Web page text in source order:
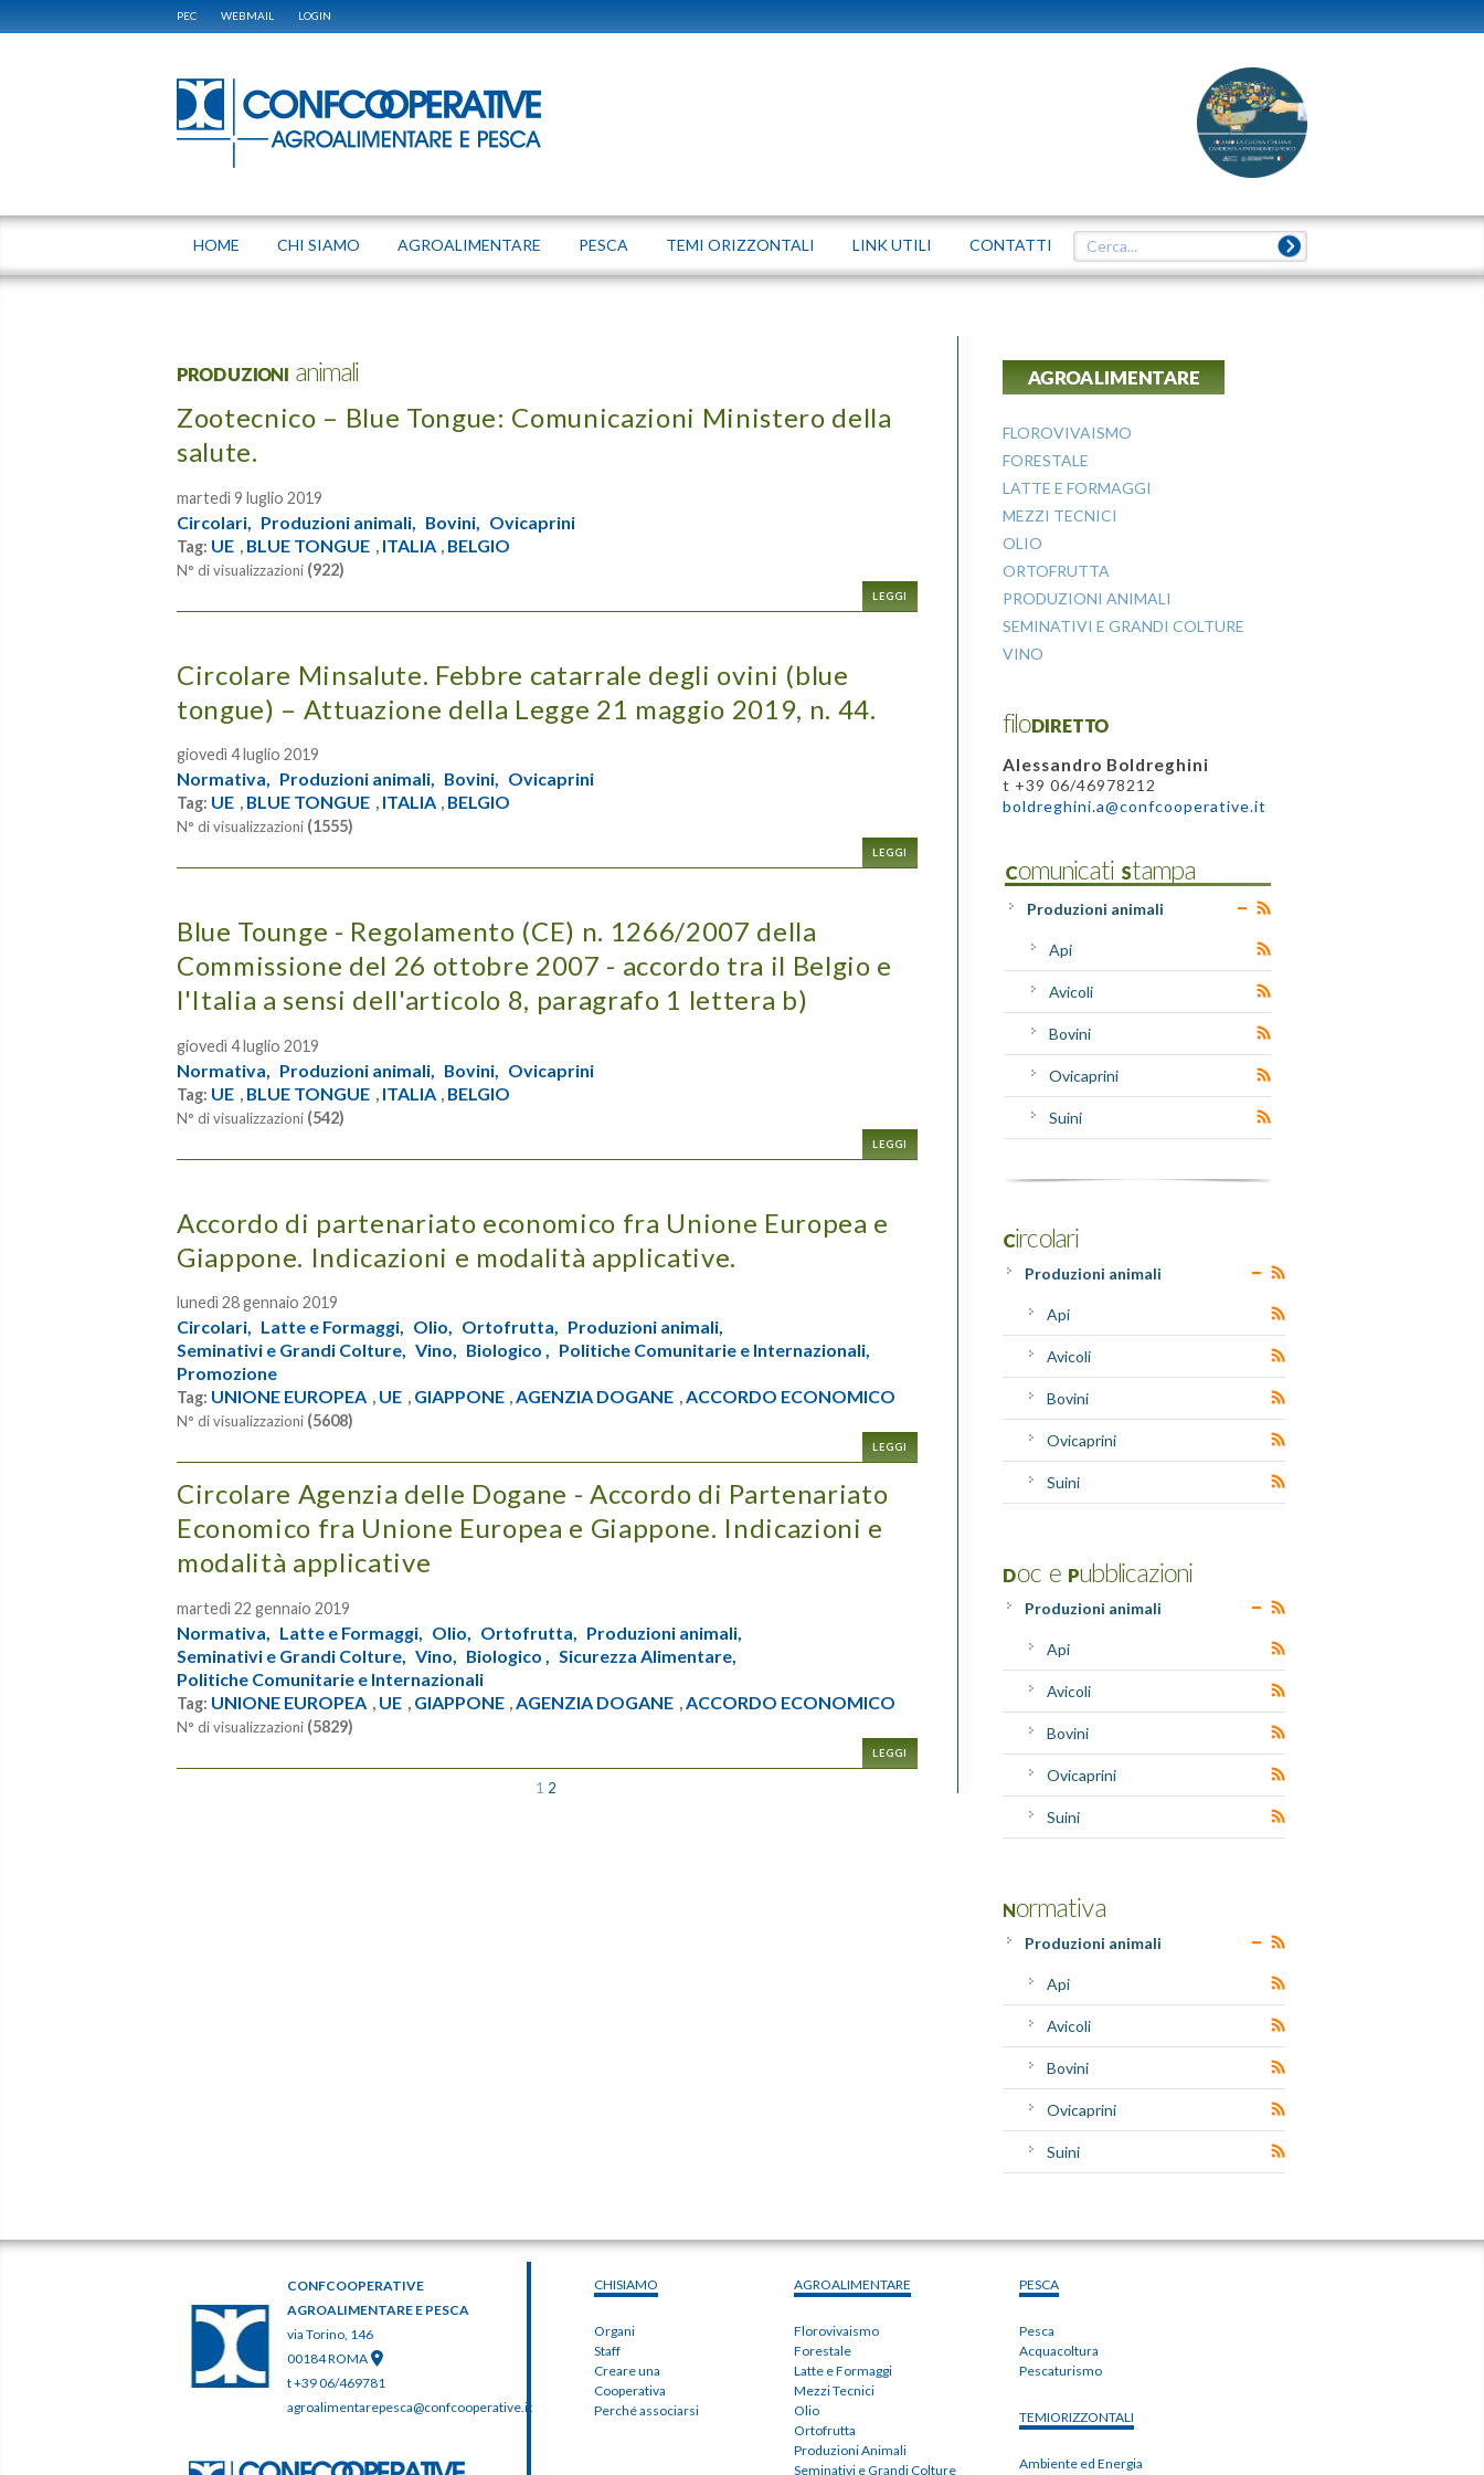
PEC WEBMAIL LOGIN
HOME CHI SIAMO AGROALIMENTARE PESCA TEMI ORIZZONTALI LINK UTILI CONTATTI
PRODUZIONI animali
Zootecnico – Blue Tongue: Comunicazioni Ministero della
salute.
martedì 9 luglio 2019
Circolari, Produzioni animali, Bovini, Ovicaprini
Tag: UE , BLUE TONGUE , ITALIA , BELGIO
N° di visualizzazioni (922)
LEGGI
Circolare Minsalute. Febbre catarrale degli ovini (blue
tongue) – Attuazione della Legge 21 maggio 2019, n. 44.
giovedì 4 luglio 2019
Normativa, Produzioni animali, Bovini, Ovicaprini
Tag: UE , BLUE TONGUE , ITALIA , BELGIO
N° di visualizzazioni (1555)
LEGGI
Blue Tounge - Regolamento (CE) n. 1266/2007 della
Commissione del 26 ottobre 2007 - accordo tra il Belgio e
l'Italia a sensi dell'articolo 8, paragrafo 1 lettera b)
giovedì 4 luglio 2019
Normativa, Produzioni animali, Bovini, Ovicaprini
Tag: UE , BLUE TONGUE , ITALIA , BELGIO
N° di visualizzazioni (542)
LEGGI
Accordo di partenariato economico fra Unione Europea e
Giappone. Indicazioni e modalità applicative.
lunedì 28 gennaio 2019
Circolari, Latte e Formaggi, Olio, Ortofrutta, Produzioni animali,
Seminativi e Grandi Colture, Vino, Biologico , Politiche Comunitarie e Internazionali,
Promozione
Tag: UNIONE EUROPEA , UE , GIAPPONE ,AGENZIA DOGANE ,ACCORDO ECONOMICO
N° di visualizzazioni (5608)
LEGGI
Circolare Agenzia delle Dogane - Accordo di Partenariato
Economico fra Unione Europea e Giappone. Indicazioni e
modalità applicative
martedì 22 gennaio 2019
Normativa, Latte e Formaggi, Olio, Ortofrutta, Produzioni animali,
Seminativi e Grandi Colture, Vino, Biologico , Sicurezza Alimentare,
Politiche Comunitarie e Internazionali
Tag: UNIONE EUROPEA , UE , GIAPPONE ,AGENZIA DOGANE ,ACCORDO ECONOMICO
N° di visualizzazioni (5829)
LEGGI
1 2
AGROALIMENTARE
FLOROVIVAISMO
FORESTALE
LATTE E FORMAGGI
MEZZI TECNICI
OLIO
ORTOFRUTTA
PRODUZIONI ANIMALI
SEMINATIVI E GRANDI COLTURE
VINO
filoDIRETTO
Alessandro Boldreghini
t +39 06/46978212
boldreghini.a@confcooperative.it
Comunicati Stampa
Produzioni animali
Api
Avicoli
Bovini
Ovicaprini
Suini
Circolari
Produzioni animali
Api
Avicoli
Bovini
Ovicaprini
Suini
Doc e Pubblicazioni
Produzioni animali
Api
Avicoli
Bovini
Ovicaprini
Suini
Normativa
Produzioni animali
Api
Avicoli
Bovini
Ovicaprini
Suini
CONFCOOPERATIVE
AGROALIMENTARE E PESCA
via Torino, 146
00184 ROMA
t +39 06/469781
agroalimentarepesca@confcooperative.it
CHISIAMO
Organi
Staff
Creare una
Cooperativa
Perché associarsi
AGROALIMENTARE
Florovivaismo
Forestale
Latte e Formaggi
Mezzi Tecnici
Olio
Ortofrutta
Produzioni Animali
Seminativi e Grandi Colture
PESCA
Pesca
Acquacoltura
Pescaturismo
TEMIORIZZONTALI
Ambiente ed Energia